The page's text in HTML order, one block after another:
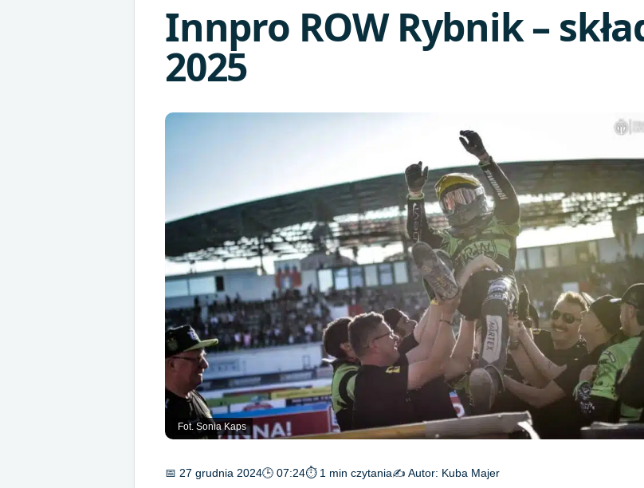
Innpro ROW Rybnik –
2025
Fot. Sonia Kaps
📅 27 grudnia 2024🕒 07:24⏱ 1 min czytania✍️ Autor: Kuba Majer